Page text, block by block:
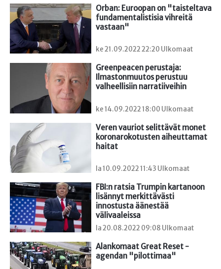
Orban: Euroopan on "taisteltava
fundamentalistisia vihreitä
vastaan"
ke 21.09.2022 22:20 Ulkomaat
Greenpeacen perustaja:
Ilmastonmuutos perustuu
valheellisiin narratiiveihin
ke 14.09.2022 18:00 Ulkomaat
Veren vauriot selittävät monet
koronarokotusten aiheuttamat
haitat
la 10.09.2022 11:43 Ulkomaat
FBI:n ratsia Trumpin kartanoon
lisännyt merkittävästi
innostusta äänestää
välivaaleissa
la 20.08.2022 09:08 Ulkomaat
Alankomaat Great Reset -
agendan "pilottimaa"